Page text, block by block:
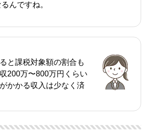
るんですね。
と課税対象額の割合も
200万〜800万円くらい
かかる収入は少なく済